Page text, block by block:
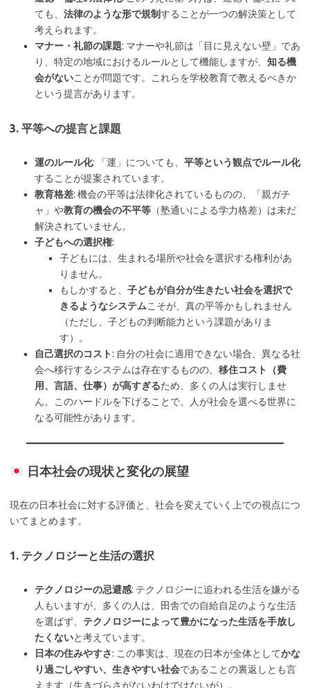
ても、 法律のような形で規制することが一つの解決策として
考えられます。
マナー・礼節の課題: マナーや礼節は「目に見えない壁」であ
り、特定の地域におけるルールとして機能しますが、 知る機
会がないことが問題です。これらを学校教育で教えるべきか
という提言があります。
3. 平等への提言と課題
運のルール化: 「運」についても、 平等という観点でルール化
することが提案されています。
教育格差: 機会の平等は法律化されているものの、「親ガチ
ャ」や教育の機会の不平等 （塾通いによる学力格差）は未だ
解決されていません。
子どもへの選択権:
子どもには、生まれる場所や社会を選択する権利があ
りません。
もしかすると、 子どもが自分が生きたい社会を選択で
きるようなシステムこそが、真の平等かもしれません
（ただし、子どもの判断能力という課題がありま
す）。
自己選択のコスト: 自分の社会に適用できない場合、異なる社
会へ移行するシステムは存在するものの、 移住コスト（費
用、言語、仕事）が高すぎるため、多くの人は実行しませ
ん。このハードルを下げることで、人が社会を選べる世界に
なる可能性があります。
日本社会の現状と変化の展望
現在の日本社会に対する評価と、社会を変えていく上での視点につ
いてまとめます。
1. テクノロジーと生活の選択
テクノロジーの忌避感: テクノロジーに追われる生活を嫌がる
人もいますが、多くの人は、田舎での自給自足のような生活
を選ばず、 テクノロジーによって豊かになった生活を手放し
たくないと考えています。
日本の住みやすさ: この事実は、現在の日本が全体としてかな
り過ごしやすい、生きやすい社会であることの裏返しとも言
えます（生きづらさがないわけではないが）。